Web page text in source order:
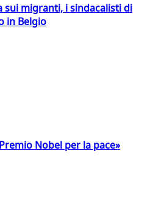
sui migranti, i sindacalisti di
in Belgio
Nobel per la pace»